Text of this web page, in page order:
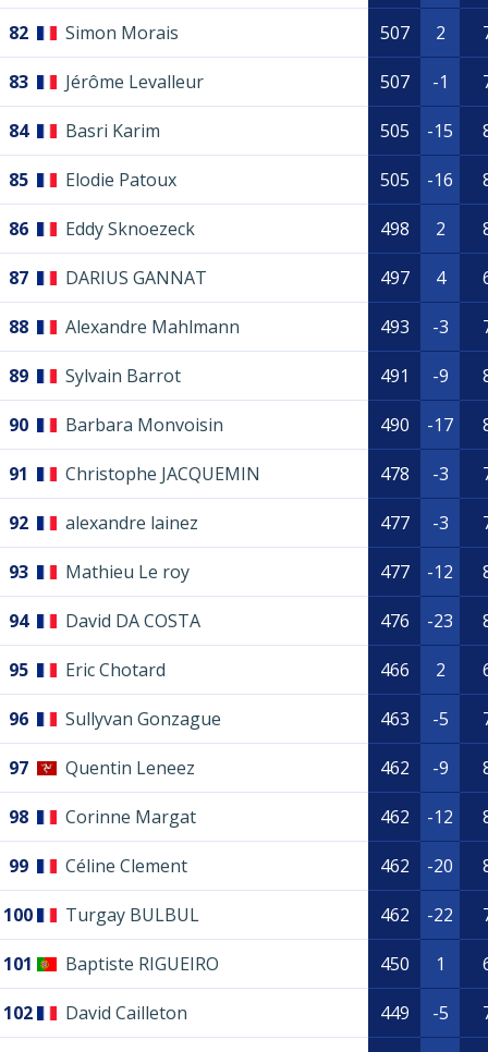
82 Simon Morais 507 2
83 Jérôme Levalleur 507 -1
84 Basri Karim 505 -15
85 Elodie Patoux 505 -16
86 Eddy Sknoezeck 498 2
87 DARIUS GANNAT 497 4
88 Alexandre Mahlmann 493 -3
89 Sylvain Barrot 491 -9
90 Barbara Monvoisin 490 -17
91 Christophe JACQUEMIN 478 -3
92 alexandre lainez 477 -3
93 Mathieu Le roy 477 -12
94 David DA COSTA 476 -23
95 Eric Chotard 466 2
96 Sullyvan Gonzague 463 -5
97 Quentin Leneez 462 -9
98 Corinne Margat 462 -12
99 Céline Clement 462 -20
100 Turgay BULBUL 462 -22
101 Baptiste RIGUEIRO 450 1
102 David Cailleton 449 -5